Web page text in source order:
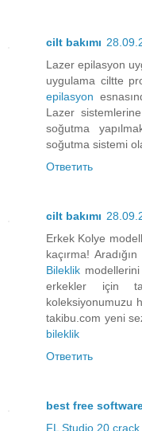
cilt bakımı
Lazer epilasyon
uygulama ciltte
epilasyon
Lazer
soğutma
soğutma sistemi
Ответить
cilt bakımı
Erkek Kolye
kaçırma!
Bileklik
erkekler için
koleksiyonumuzu
takibu.com yeni
bileklik
Ответить
best free
FL Studio 20 crack